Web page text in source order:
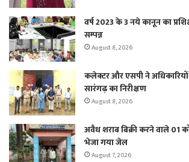
वर्ष 2023 के 3 नये कानून का
सम्पन्न
August 8, 2026
कलेक्टर और एसपी ने
सारंगढ़ का निरीक्षण
August 8, 2026
अवैध शराब बिक्री करने वाले 01
भेजा गया जेल
August 7, 2026